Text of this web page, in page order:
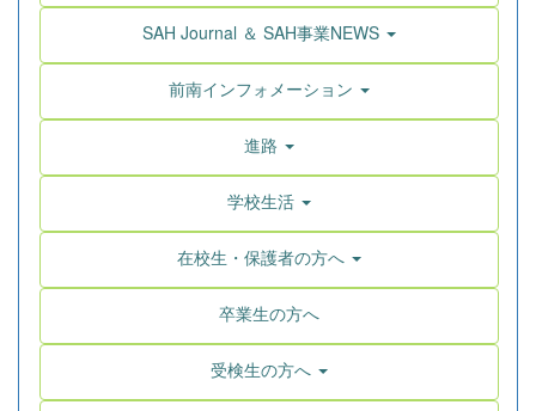
SAH Journal ＆ SAH事業NEWS
前南インフォメーション
進路
学校生活
在校生・保護者の方へ
卒業生の方へ
受検生の方へ